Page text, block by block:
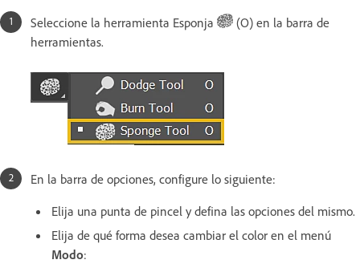
Seleccione la herramienta Esponja
(O) en la barra de
herramientas.
En la barra de opciones, configure lo siguiente:
Elija una punta de pincel y defina las opciones del mismo.
Elija de qué forma desea cambiar el color en el menú
Modo: